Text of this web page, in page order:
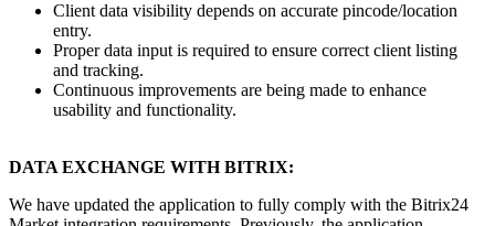
Client data visibility depends on accurate pincode/location
entry.
Proper data input is required to ensure correct client listing
and tracking.
Continuous improvements are being made to enhance
usability and functionality.
DATA EXCHANGE WITH BITRIX:
We have updated the application to fully comply with the Bitrix24